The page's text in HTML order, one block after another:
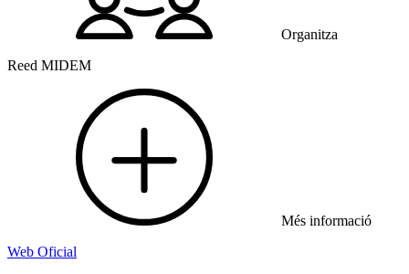
Organitza
Reed MIDEM
Més informació
Web Oficial